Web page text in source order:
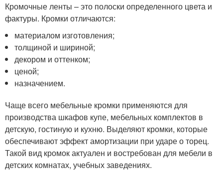
Кромочные ленты – это полоски определенного цвета и
фактуры. Кромки отличаются:
материалом изготовления;
толщиной и шириной;
декором и оттенком;
ценой;
назначением.
Чаще всего мебельные кромки применяются для
производства шкафов купе, мебельных комплектов в
детскую, гостиную и кухню. Выделяют кромки, которые
обеспечивают эффект амортизации при ударе о торец.
Такой вид кромок актуален и востребован для мебели в
детских комнатах, учебных заведениях.